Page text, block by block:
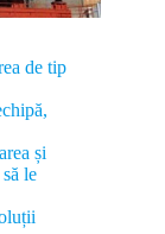
de tip
și
le